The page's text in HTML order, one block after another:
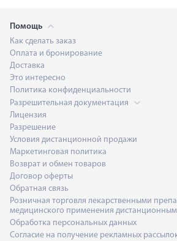
Помощь
Как сделать заказ
Оплата и бронирование
Доставка
Это интересно
Политика конфиденциальности
Разрешительная документация
Лицензия
Разрешение
Условия дистанционной продажи
Маркетинговая политика
Возврат и обмен товаров
Договор оферты
Обратная связь
Розничная торговля лекарственными
медицинского применения
Обработка персональных данных
Согласие на получение рекламных